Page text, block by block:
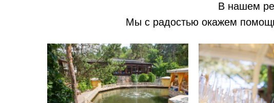
В нашем
Мы с радостью окажем